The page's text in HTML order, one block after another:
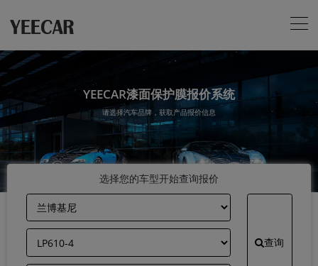
YEECAR漆面保护膜报价系统
请选择汽车品牌，获取产品报价信息
选择您的车型开始查询报价
查询